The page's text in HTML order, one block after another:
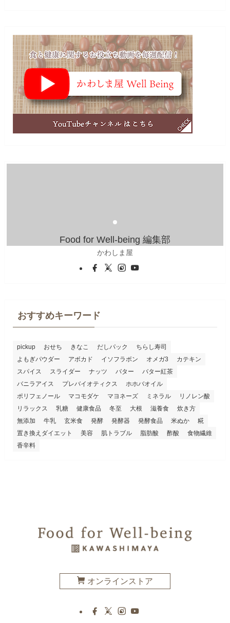
Food for Well-being 編集部
かわしま屋
おすすめキーワード
pickup おせち きなこ だしパック
ちらし寿司
よもぎパウダー
アボカド イソフラボン オメガ3
カテキン
スパイス
スライダー ナッツ バター
バター紅茶
バニラアイス
プレバイオティクス
ホホバオイル
ポリフェノール
マコモダケ マヨネーズ ミネラル
リノレン酸
リラックス
乳糖 健康食品 冬至 大根 滋養食
炊き方
無添加
牛乳 玄米食 発酵 発酵器 発酵食品 米ぬか
糀
置き換えダイエット
美容 肌トラブル 脂肪酸 酢酸
食物繊維
香辛料
オンラインストア